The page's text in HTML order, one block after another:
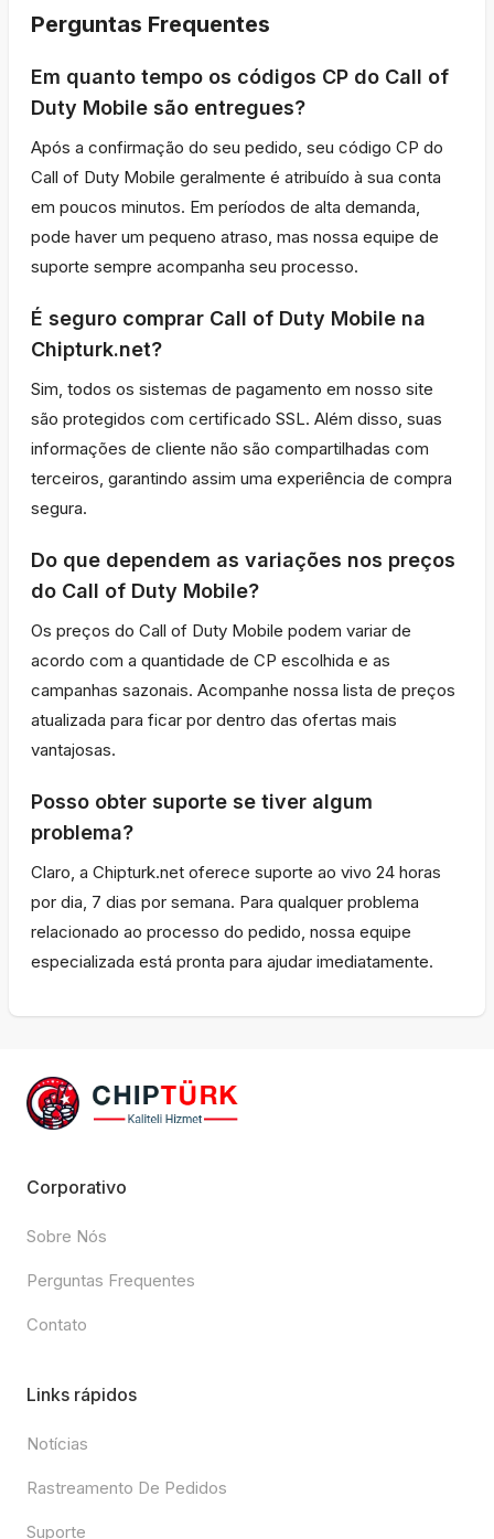
Perguntas Frequentes
Em quanto tempo os códigos CP do Call of
Duty Mobile são entregues?
Após a confirmação do seu pedido, seu código CP do
Call of Duty Mobile geralmente é atribuído à sua conta
em poucos minutos. Em períodos de alta demanda,
pode haver um pequeno atraso, mas nossa equipe de
suporte sempre acompanha seu processo.
É seguro comprar Call of Duty Mobile na
Chipturk.net?
Sim, todos os sistemas de pagamento em nosso site
são protegidos com certificado SSL. Além disso, suas
informações de cliente não são compartilhadas com
terceiros, garantindo assim uma experiência de compra
segura.
Do que dependem as variações nos preços
do Call of Duty Mobile?
Os preços do Call of Duty Mobile podem variar de
acordo com a quantidade de CP escolhida e as
campanhas sazonais. Acompanhe nossa lista de preços
atualizada para ficar por dentro das ofertas mais
vantajosas.
Posso obter suporte se tiver algum
problema?
Claro, a Chipturk.net oferece suporte ao vivo 24 horas
por dia, 7 dias por semana. Para qualquer problema
relacionado ao processo do pedido, nossa equipe
especializada está pronta para ajudar imediatamente.
Corporativo
Sobre Nós
Perguntas Frequentes
Contato
Links rápidos
Notícias
Rastreamento De Pedidos
Suporte